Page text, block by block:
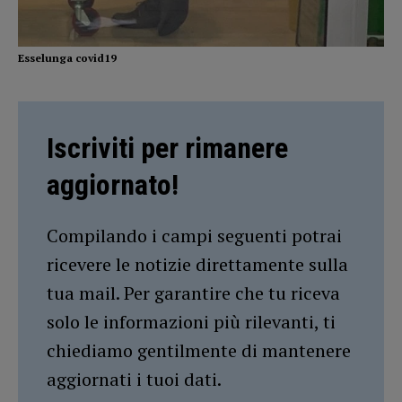
Esselunga covid19
Iscriviti per rimanere
aggiornato!
Compilando i campi seguenti potrai
ricevere le notizie direttamente sulla
tua mail. Per garantire che tu riceva
solo le informazioni più rilevanti, ti
chiediamo gentilmente di mantenere
aggiornati i tuoi dati.